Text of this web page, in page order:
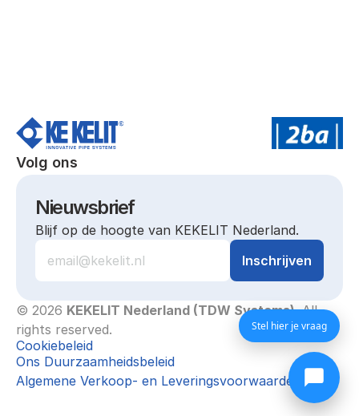
Volg ons
Nieuwsbrief
Blijf op de hoogte van KEKELIT Nederland.
© 2026 KEKELIT Nederland (TDW Systems). All
rights reserved.
Cookiebeleid
Ons Duurzaamheidsbeleid
Algemene Verkoop- en Leveringsvoorwaarden
Stel hier je vraag